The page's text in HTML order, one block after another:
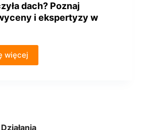
dach? Poznaj
i ekspertyzy w
więcej